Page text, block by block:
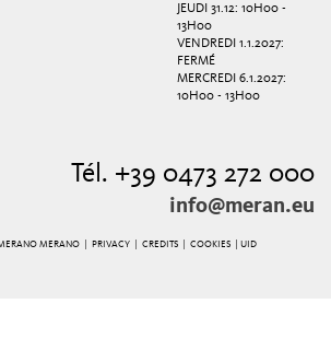
JEUDI 31.12: 10H00 -
13H00
VENDREDI 1.1.2027:
FERMÉ
MERCREDI 6.1.2027:
10H00 - 13H00
Tél. +39 0473 272 000
info@meran.eu
MERANO | PRIVACY |CREDITS |COOKIES
| UID